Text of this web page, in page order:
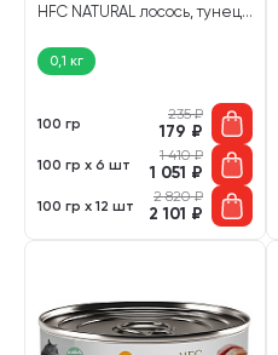
HFC NATURAL лосось, тунец
0,1 кг
100 гр
235₽
179 ₽
100 гр х 6 шт
1 410₽
1 051 ₽
100 гр х 12 шт
2 820₽
2 101 ₽